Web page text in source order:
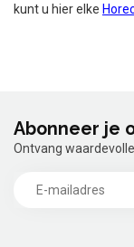
kunt u hier elke
Abonneer je
Ontvang